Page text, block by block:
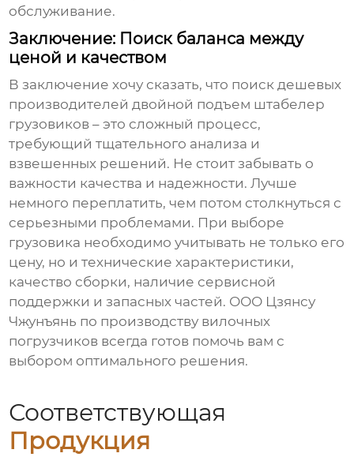
обслуживание.
Заключение: Поиск баланса между
ценой и качеством
В заключение хочу сказать, что поиск дешевых
производителей двойной подъем штабелер
грузовиков – это сложный процесс,
требующий тщательного анализа и
взвешенных решений. Не стоит забывать о
важности качества и надежности. Лучше
немного переплатить, чем потом столкнуться с
серьезными проблемами. При выборе
грузовика необходимо учитывать не только его
цену, но и технические характеристики,
качество сборки, наличие сервисной
поддержки и запасных частей. ООО Цзянсу
Чжунъянь по производству вилочных
погрузчиков всегда готов помочь вам с
выбором оптимального решения.
Соответствующая
Продукция